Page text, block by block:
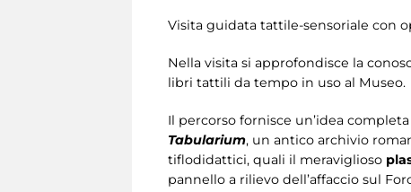
Visita guidata tattile-sensoriale con
Nella visita si approfondisce la
libri tattili da tempo in uso al Museo.
Il percorso fornisce un’idea
Tabularium, un antico archivio
tiflodidattici, quali il meraviglioso
pannello a rilievo dell’affaccio sul